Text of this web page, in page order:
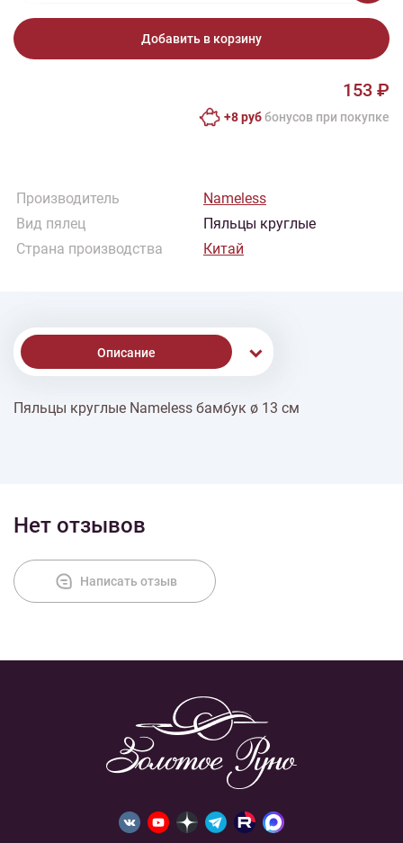
Добавить в корзину
153 ₽
+8 руббонусов при покупке
Производитель
Nameless
Вид пялец
Пяльцы круглые
Страна производства
Китай
Описание
% Скидки
Пяльцы круглые Nameless бамбук ø 13 см
Нет отзывов
Написать отзыв